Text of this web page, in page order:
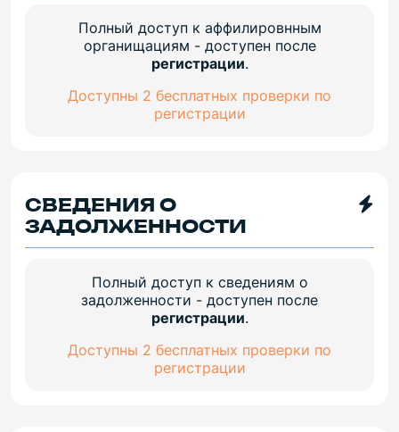
Полный доступ к аффилировнным
органищациям - доступен после
регистрации.
Доступны 2 бесплатных проверки по
регистрации
СВЕДЕНИЯ О
ЗАДОЛЖЕННОСТИ
Полный доступ к сведениям о
задолженности - доступен после
регистрации.
Доступны 2 бесплатных проверки по
регистрации